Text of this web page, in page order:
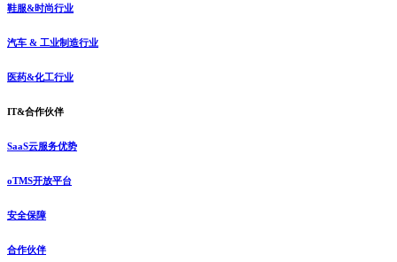
鞋服&时尚行业
汽车 & 工业制造行业
医药&化工行业
IT&合作伙伴
SaaS云服务优势
oTMS开放平台
安全保障
合作伙伴